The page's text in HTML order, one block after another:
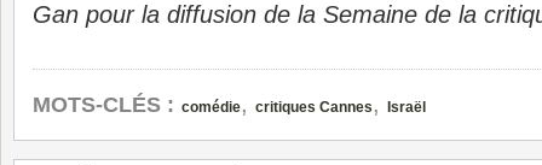
Gan pour la diffusion de la Semaine de la
MOTS-CLÉS : comédie, critiques Cannes , Israël